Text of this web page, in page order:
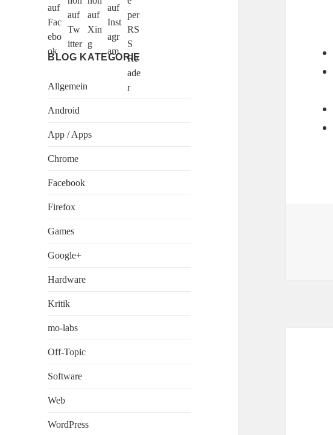
BLOG KATEGORIE
Allgemein
Android
App / Apps
Chrome
Facebook
Firefox
Games
Google+
Hardware
Kritik
mo-labs
Off-Topic
Software
Web
WordPress